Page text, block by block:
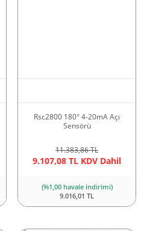
Rsc2800 180° 4-20mA Açı
Sensörü
11.383,86 TL
9.107,08 TL KDV Dahil
(%1,00 havale indirimi)
9.016,01 TL